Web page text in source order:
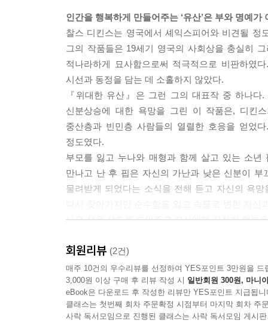
인간을 행복하게 만들어주는 ‘유산’은 부와 명예
찰스 디킨스는 영국에서 셰익스피어와 비견될
그의 작품들은 19세기 영국의 사회상을 충실히
적나라하게 묘사함으로써 적극적으로 비판하였
시선과 동정을 담는 데 소홀하지 않았다.
『위대한 유산』은 그런 그의 대표작 중 하나
신분상승에 대한 욕망을 그린 이 작품은, 디킨
중산층과 빈민층 사람들의 열렬한 호응을 얻었
정도였다.
부모를 잃고 누나와 매형과 함께 살고 있는 소년
만나고 난 후 핍은 자신의 가난과 낮은 신분이
물려받게 되었다는 소식을 전해 듣고 자신의 욕
나은 삶을 살도록 도와주고 자신에게 진정한 행복
범죄 등 사회 곳곳에서 폐해가 발생하던 시기였
사람들에게 큰 위로가 되었다.
특히 이 작품은 유쾌한 등장인물들과 박진감 넘치
대한 익살스런 풍자와 날카로운 비판까지 담겨 있
특히 주인공 핍은 더 나은 삶, 신사로서의 삶을 꿈
회원리뷰 (2건)
매주 10건의 우수리뷰를 선정하여 YES포인트 3만원을 드
3,000원 이상 구매 후 리뷰 작성 시 일반회원 300원, 마니
eBook은 다운로드 후 작성한 리뷰만 YES포인트 지급됩니
클래스는 첫번째 회차 주문확정 시점부터 마지막 회차 주
사락 독서모임으로 진행된 클래스는 사락 독서모임 게시